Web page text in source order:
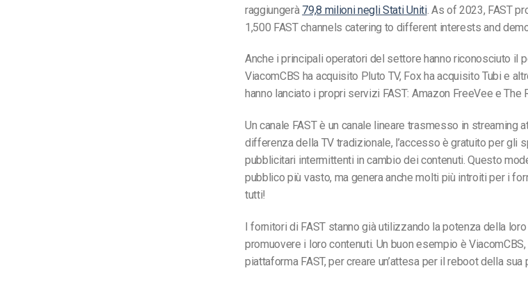
raggiungerà 79,8 milioni negli Stati Uniti. As of 2023, FAST
1,500 FAST channels catering to different interests and
Anche i principali operatori del settore hanno riconosciuto il
ViacomCBS ha acquisito Pluto TV, Fox ha acquisito Tubi e
hanno lanciato i propri servizi FAST: Amazon FreeVee e The
Un canale FAST è un canale lineare trasmesso in streaming
differenza della TV tradizionale, l’accesso è gratuito per gli
pubblicitari intermittenti in cambio dei contenuti. Questo
pubblico più vasto, ma genera anche molti più introiti per i
tutti!
I fornitori di FAST stanno già utilizzando la potenza della
promuovere i loro contenuti. Un buon esempio è
piattaforma FAST, per creare un’attesa per il reboot della sua